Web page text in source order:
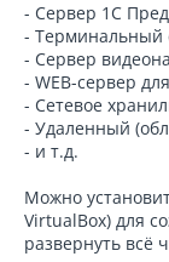
- Сервер 1С
- Терминальный
- Сервер
- WEB-сервер
- Сетевое
- Удаленный
- и т.д.
Можно
VirtualBox) для
развернуть всё